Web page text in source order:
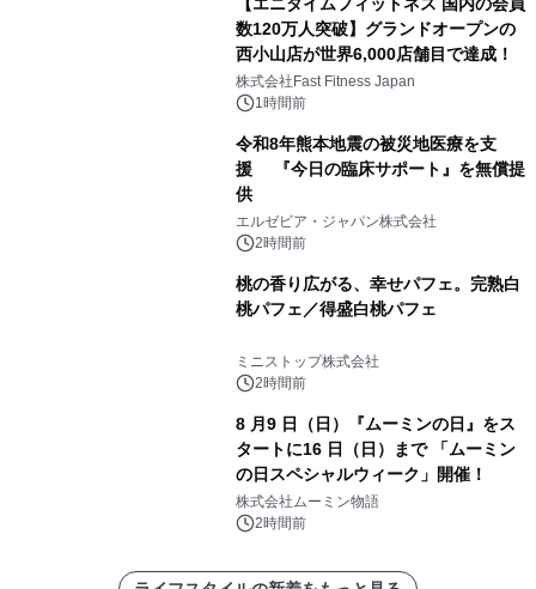
【エニタイムフィットネス 国内の会員
数120万人突破】グランドオープンの
西小山店が世界6,000店舗目で達成！
株式会社Fast Fitness Japan
1時間前
令和8年熊本地震の被災地医療を支
援 『今日の臨床サポート』を無償提
供
エルゼビア・ジャパン株式会社
2時間前
桃の香り広がる、幸せパフェ。完熟白
桃パフェ／得盛白桃パフェ
ミニストップ株式会社
2時間前
8 月9 日（日）『ムーミンの日』をス
タートに16 日（日）まで 「ムーミン
の日スペシャルウィーク」開催！
株式会社ムーミン物語
2時間前